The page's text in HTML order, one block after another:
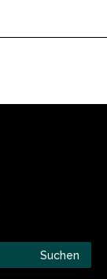
Suchen